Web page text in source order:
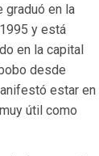
graduó en la
y está
en la capital
desde
estar en
útil como